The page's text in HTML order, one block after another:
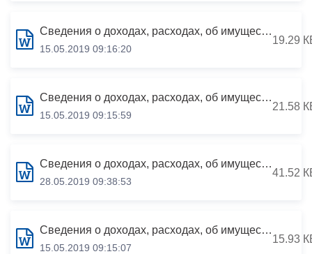
Сведения о доходах, расходах, об имуществе и обязательствах имущественного характера за период с 01.01.2018 по 31.12.2018
15.05.2019 09:16:20
19.29
Сведения о доходах, расходах, об имуществе и обязательствах имущественного характера за период с 01.01.2018 по 31.12.2018
15.05.2019 09:15:59
21.58
Сведения о доходах, расходах, об имуществе и обязательствах имущественного характера за период с 01.01.2018 по 31.12.2018
28.05.2019 09:38:53
41.52
Сведения о доходах, расходах, об имуществе и обязательствах имущественного характера за период с 01.01.2018 по 31.12.2018
15.05.2019 09:15:07
15.93